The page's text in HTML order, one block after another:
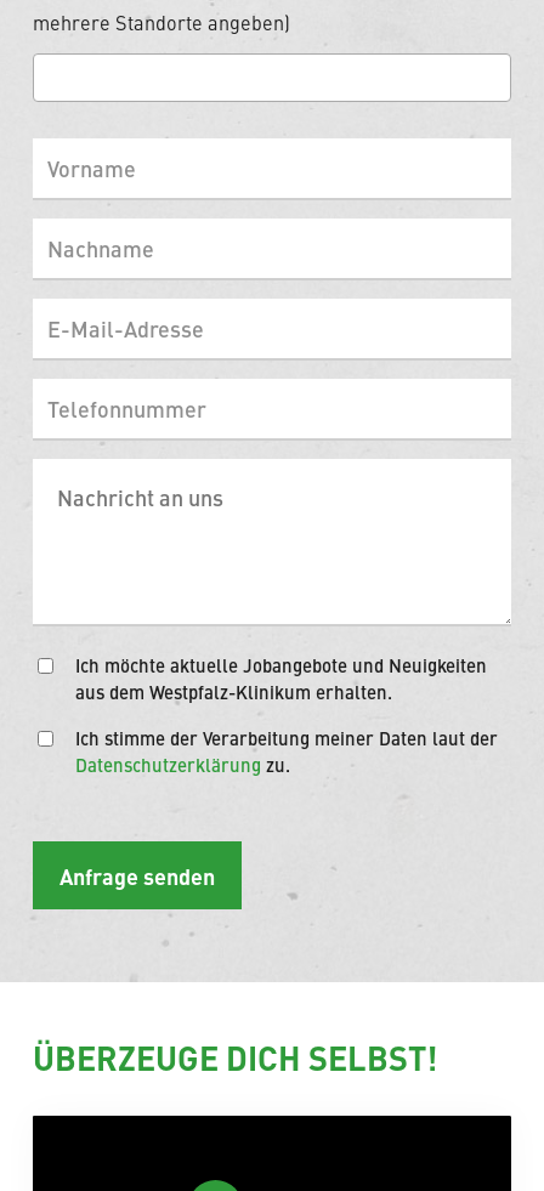
mehrere Standorte angeben)
Ich möchte aktuelle Jobangebote und Neuigkeiten
aus dem Westpfalz-Klinikum erhalten.
Ich stimme der Verarbeitung meiner Daten laut der
Datenschutzerklärung zu.
ÜBERZEUGE DICH SELBST!